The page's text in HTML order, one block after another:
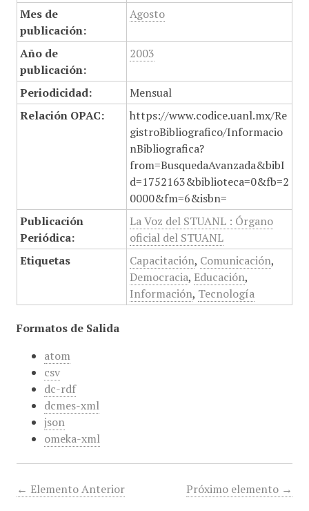
Mes de
publicación:
Agosto
Año de
publicación:
2003
Periodicidad:
Mensual
Relación OPAC:
https://www.codice.uanl.mx/Re
gistroBibliografico/Informacio
nBibliografica?
from=BusquedaAvanzada&bibI
d=1752163&biblioteca=0&fb=2
0000&fm=6&isbn=
Publicación
Periódica:
La Voz del STUANL : Órgano
oficial del STUANL
Etiquetas
Capacitación, Comunicación,
Democracia, Educación,
Información, Tecnología
Formatos de Salida
atom
csv
dc-rdf
dcmes-xml
json
omeka-xml
← Elemento Anterior Próximo elemento →